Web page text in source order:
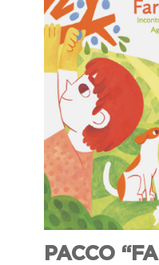
Dicono Di Noi
Il Viaggio Sulle
Peppe Diana
Festival
Memoria
Comunicati
Premio
Premio
Diana
19 Marzo
Lavora Con
Gallery
PACCO